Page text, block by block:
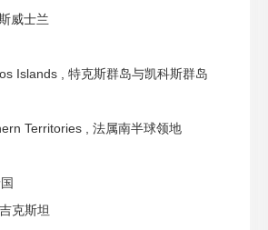
威士兰
Islands , 特克斯群岛与凯科斯群岛
Territories , 法属南半球领地
克斯坦